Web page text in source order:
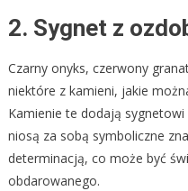
2. Sygnet z
Czarny onyks, czerwony
niektóre z kamieni, jakie
Kamienie te dodają
niosą za sobą symboliczne
determinacją, co może być
obdarowanego.